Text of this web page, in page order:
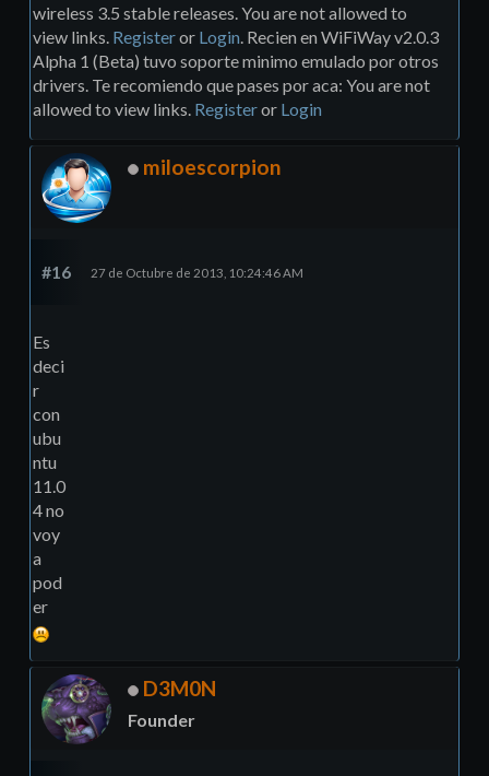
wireless 3.5 stable releases. You are not allowed to
view links. Registeror Login . Recien en WiFiWay v2.0.3
Alpha 1 (Beta) tuvo soporte minimo emulado por otros
drivers. Te recomiendo que pases por aca: You are not
allowed to view links. Registeror Login
miloescorpion
#16 27 de Octubre de 2013, 10:24:46 AM
Es
deci
r
con
ubu
ntu
11.0
4 no
voy
a
pod
er
D3M0N
Founder